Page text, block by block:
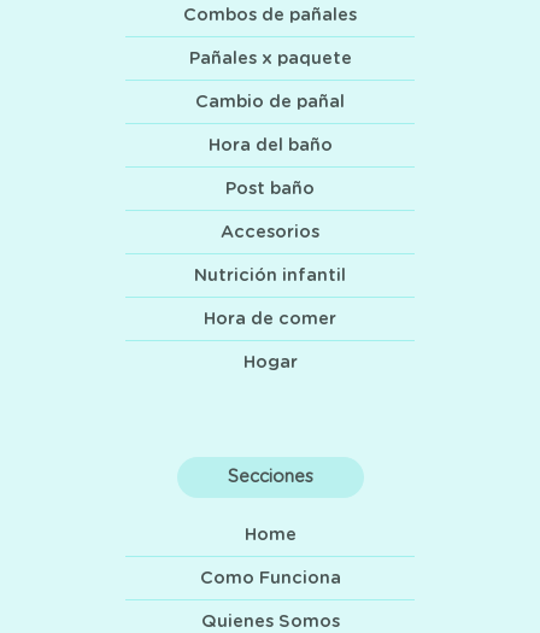
Combos de pañales
Pañales x paquete
Cambio de pañal
Hora del baño
Post baño
Accesorios
Nutrición infantil
Hora de comer
Hogar
Secciones
Home
Como Funciona
Quienes Somos